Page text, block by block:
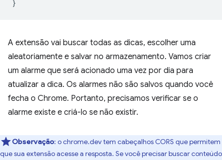
A extensão vai buscar todas as dicas, escolher uma
aleatoriamente e salvar no armazenamento. Vamos criar
um alarme que será acionado uma vez por dia para
atualizar a dica. Os alarmes não são salvos quando você
fecha o Chrome. Portanto, precisamos verificar se o
alarme existe e criá-lo se não existir.
Observação: o chrome.dev tem cabeçalhos CORS que permitem
que sua extensão acesse a resposta. Se você precisar buscar conteúdo